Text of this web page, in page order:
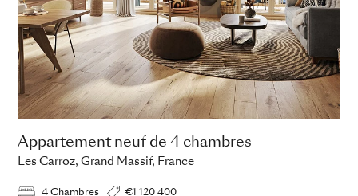
Appartement neuf de 4 chambres
Les Carroz, Grand Massif, France
4 Chambres €1 120 400